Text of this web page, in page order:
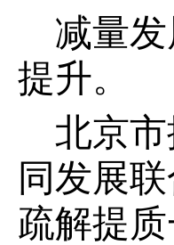
减量
提升。
北京
同发展
疏解提